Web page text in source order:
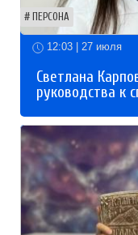
ПЕРСОНА
12:03 | 27 июля
Светлана
руководства к